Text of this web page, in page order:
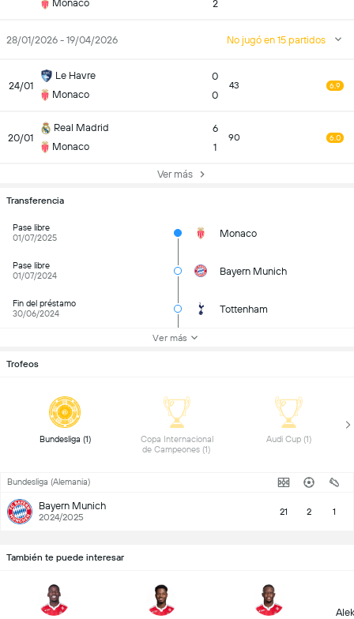
Monaco 2
28/01/2026 - 19/04/2026 No jugó en 15 partidos
24/01
Le Havre
Monaco
0
0
43 6.9
20/01
Real Madrid
Monaco
6
1
90 6.0
Ver más
Transferencia
Pase libre
01/07/2025
Monaco
Pase libre
01/07/2024
Bayern Munich
Fin del préstamo
30/06/2024
Tottenham
Ver más
Trofeos
Bundesliga (1)
Copa Internacional
de Campeones (1)
Bundesliga (Alemania)
Bayern Munich
2024/2025 21 2 1
También te puede interesar